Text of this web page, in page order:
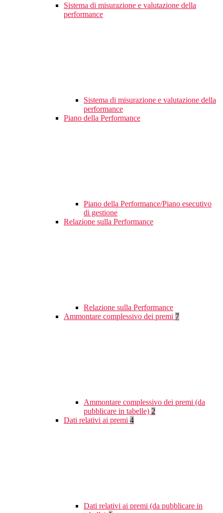
Sistema di misurazione e valutazione della
performance
Sistema di misurazione e valutazione della
performance
Piano della Performance
Piano della Performance/Piano esecutivo
di gestione
Relazione sulla Performance
Relazione sulla Performance
Ammontare complessivo dei premi 7
Ammontare complessivo dei premi (da
pubblicare in tabelle) 2
Dati relativi ai premi 4
Dati relativi ai premi (da pubblicare in